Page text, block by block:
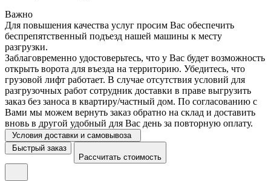
Важно
Для повышения качества услуг просим Вас обеспечить
беспрепятственный подъезд нашей машины к месту
разгрузки.
Заблаговременно удостоверьтесь, что у Вас будет возможность
открыть ворота для въезда на территорию. Убедитесь, что
грузовой лифт работает. В случае отсутствия условий для
разгрузочных работ сотрудник доставки в праве выгрузить
заказ без заноса в квартиру/частный дом. По согласованию с
Вами мы можем вернуть заказ обратно на склад и доставить
вновь в другой удобный для Вас день за повторную оплату.
Условия доставки и самовывоза
Быстрый заказ
Рассчитать стоимость